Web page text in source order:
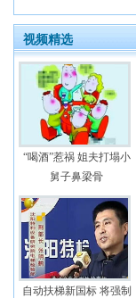
视频精选
“喝酒”惹祸 姐夫打塌小
舅子鼻梁骨
自动扶梯新国标 将强制